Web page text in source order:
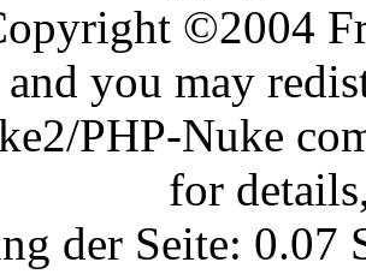
©2004
and you may
PHP-Nuke
for
der Seite: 0.07